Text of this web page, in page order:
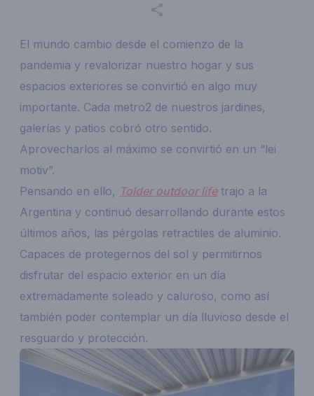
El mundo cambio desde el comienzo de la
pandemia y revalorizar nuestro hogar y sus
espacios exteriores se convirtió en algo muy
importante. Cada metro2 de nuestros jardines,
galerías y patios cobró otro sentido.
Aprovecharlos al máximo se convirtió en un “lei
motiv”.
Pensando en ello, Tolder outdoor lifetrajo a la
Argentina y continuó desarrollando durante estos
últimos años, las pérgolas retractiles de aluminio.
Capaces de protegernos del sol y permitirnos
disfrutar del espacio exterior en un día
extremadamente soleado y caluroso, como así
también poder contemplar un día lluvioso desde el
resguardo y protección.